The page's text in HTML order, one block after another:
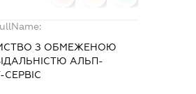
З ОБМЕЖЕНОЮ
АЛЬП-
СЕРВІС